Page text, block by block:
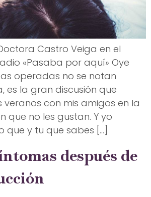
Castro Veiga en el
«Pasaba por aquí» Oye
operadas no se notan
es la gran discusión que
con mis amigos en la
que no les gustan. Y yo
que y tu que sabes […]
después de